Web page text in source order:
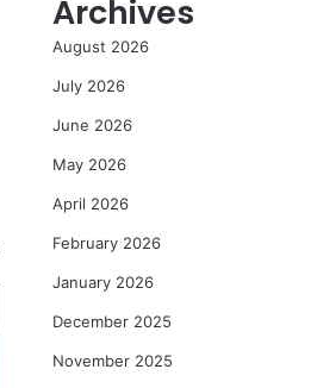
Archives
August 2026
July 2026
June 2026
May 2026
April 2026
February 2026
January 2026
December 2025
November 2025